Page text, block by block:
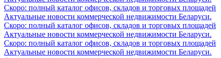
Скоро: полный каталог офисов, складов и торговых площадей
Актуальные новости коммерческой недвижимости Беларуси.
Скоро: полный каталог офисов, складов и торговых площадей
Актуальные новости коммерческой недвижимости Беларуси.
Скоро: полный каталог офисов, складов и торговых площадей
Актуальные новости коммерческой недвижимости Беларуси.